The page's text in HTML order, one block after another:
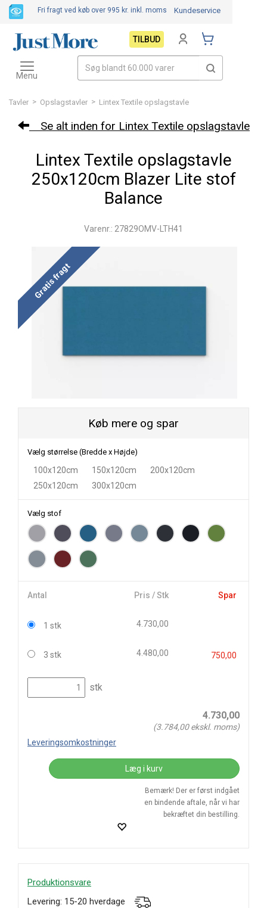
Tavler > Opslagstavler > Lintex Textile opslagstavle
Se alt inden for Lintex Textile opslagstavle
Lintex Textile opslagstavle
250x120cm Blazer Lite stof
Balance
Varenr.: 27829OMV-LTH41
Gratis fragt
Køb mere og spar
Vælg størrelse (Bredde x Højde)
100x120cm 150x120cm
200x120cm
250x120cm
300x120cm
Vælg stof
Antal Pris / Stk Spar
1 stk 4.730,00
3 stk 4.480,00 750,00
stk
4.730,00
(3.784,00ekskl. moms)
Leveringsomkostninger
Læg i kurv
Bemærk! Der er først indgået
en bindende aftale, når vi har
bekræftet din bestilling.
Produktionsvare
Levering: 15-20 hverdage
Fri fragt ved køb over 995 kr. inkl. moms Kundeservice
TILBUD
Toggle
navigation
Menu